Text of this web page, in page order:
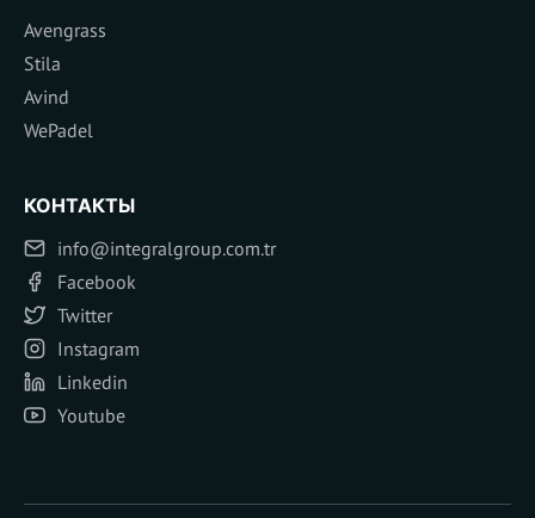
Avengrass
Stila
Avind
WePadel
КОНТАКТЫ
info@integralgroup.com.tr
Facebook
Twitter
Instagram
Linkedin
Youtube